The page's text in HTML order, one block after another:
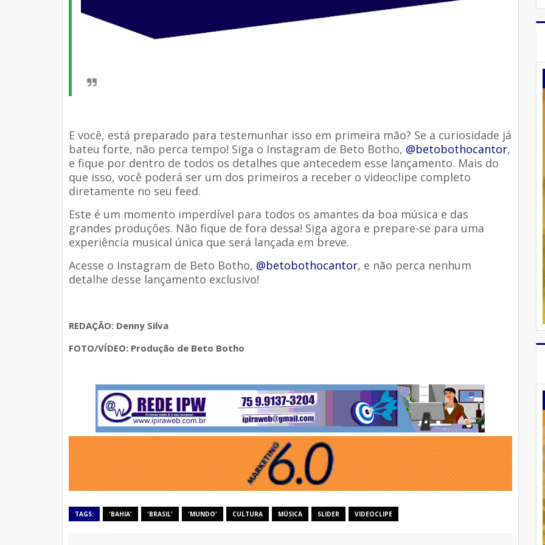
E você, está preparado para testemunhar isso em primeira mão? Se a curiosidade já
bateu forte, não perca tempo! Siga o Instagram de Beto Botho, @betobothocantor,
e fique por dentro de todos os detalhes que antecedem esse lançamento. Mais do
que isso, você poderá ser um dos primeiros a receber o videoclipe completo
diretamente no seu feed.
Este é um momento imperdível para todos os amantes da boa música e das
grandes produções. Não fique de fora dessa! Siga agora e prepare-se para uma
experiência musical única que será lançada em breve.
Acesse o Instagram de Beto Botho, @betobothocantor, e não perca nenhum
detalhe desse lançamento exclusivo!
REDAÇÃO: Denny Silva
FOTO/VÍDEO: Produção de Beto Botho
TAGS: 'BAHIA' 'BRASIL' 'MUNDO' CULTURA MÚSICA SLIDER VIDEOCLIPE